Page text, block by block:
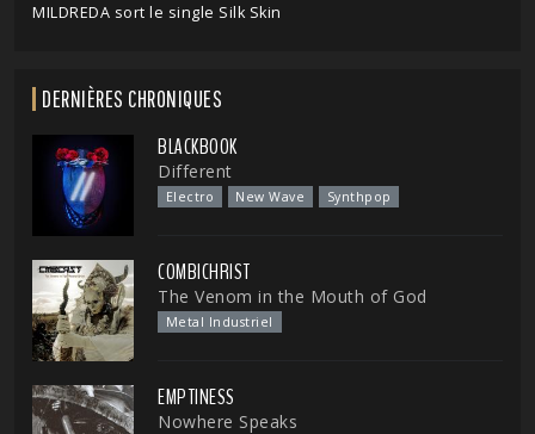
MILDREDA sort le single Silk Skin
DERNIÈRES CHRONIQUES
BLACKBOOK
Different
Electro New Wave Synthpop
COMBICHRIST
The Venom in the Mouth of God
Metal Industriel
EMPTINESS
Nowhere Speaks